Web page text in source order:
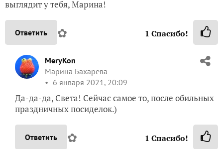
выглядит у тебя, Марина!
Ответить ✿ 1 Спасибо!
MeryKon
Марина Бахарева
6 января 2021, 20:09
Да-да-да, Света! Сейчас самое то, после обильных
праздничных посиделок.)
Ответить ✿ 1 Спасибо!